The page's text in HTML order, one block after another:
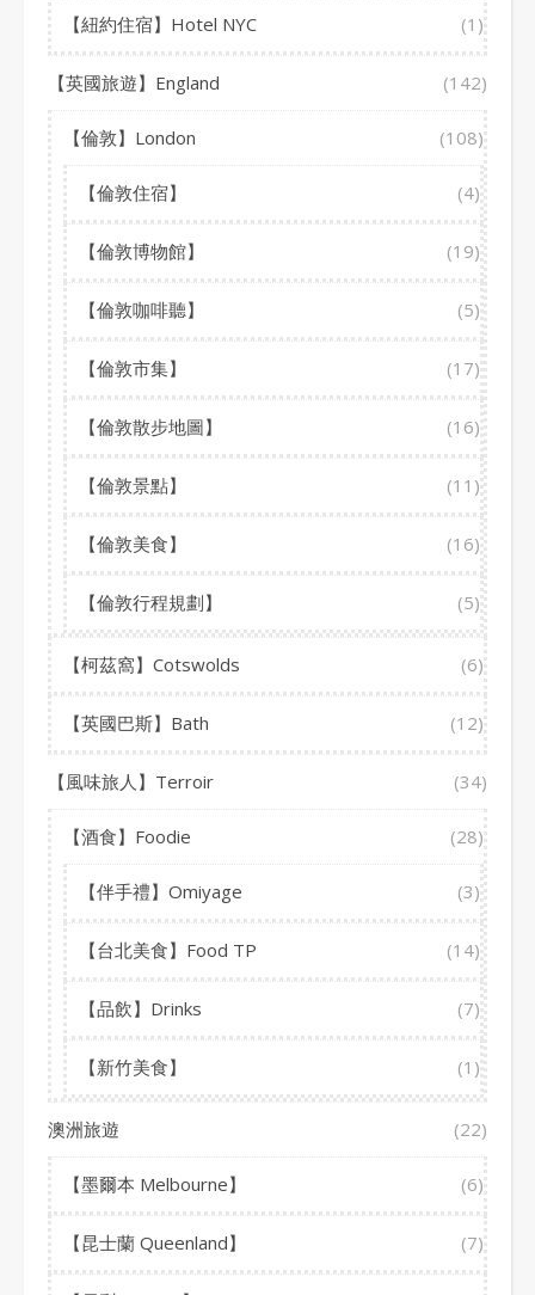
【紐約住宿】Hotel NYC (1)
【英國旅遊】England (142)
【倫敦】London (108)
【倫敦住宿】 (4)
【倫敦博物館】 (19)
【倫敦咖啡聽】 (5)
【倫敦市集】 (17)
【倫敦散步地圖】 (16)
【倫敦景點】 (11)
【倫敦美食】 (16)
【倫敦行程規劃】 (5)
【柯茲窩】Cotswolds (6)
【英國巴斯】Bath (12)
【風味旅人】Terroir (34)
【酒食】Foodie (28)
【伴手禮】Omiyage (3)
【台北美食】Food TP (14)
【品飲】Drinks (7)
【新竹美食】 (1)
澳洲旅遊 (22)
【墨爾本 Melbourne】 (6)
【昆士蘭 Queenland】 (7)